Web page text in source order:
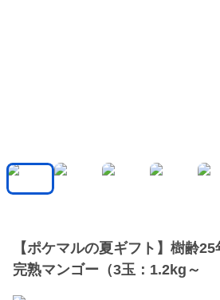
【ポケマルの夏ギフト】樹齢
完熟マンゴー（3玉：1.2kg～